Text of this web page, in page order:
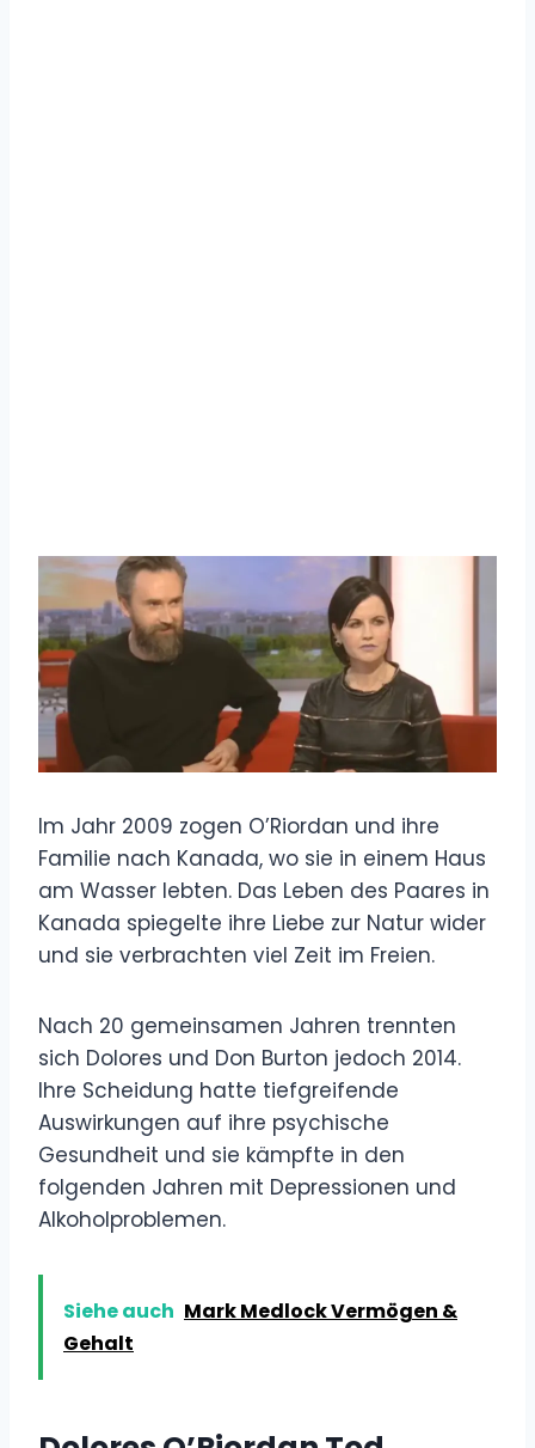
Im Jahr 2009 zogen O’Riordan und ihre
Familie nach Kanada, wo sie in einem Haus
am Wasser lebten. Das Leben des Paares in
Kanada spiegelte ihre Liebe zur Natur wider
und sie verbrachten viel Zeit im Freien.
Nach 20 gemeinsamen Jahren trennten
sich Dolores und Don Burton jedoch 2014.
Ihre Scheidung hatte tiefgreifende
Auswirkungen auf ihre psychische
Gesundheit und sie kämpfte in den
folgenden Jahren mit Depressionen und
Alkoholproblemen.
Siehe auch Mark Medlock Vermögen &
Gehalt